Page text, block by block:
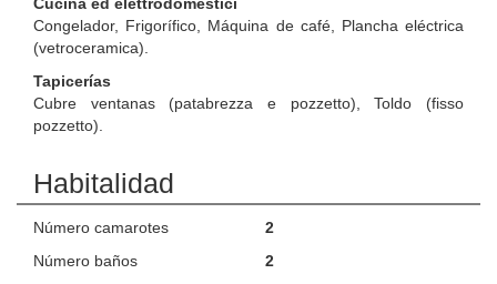
Congelador, Frigorífico, Máquina de café, Plancha eléctrica
(vetroceramica).
Tapicerías
Cubre ventanas (patabrezza e pozzetto), Toldo (fisso
pozzetto).
Habitalidad
Número camarotes
2
Número baños
2